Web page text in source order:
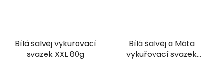
Bílá šalvěj vykuřovací
svazek XXL 80g
Bílá šalvěj a Máta
vykuřovací svazek